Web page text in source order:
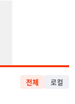
전체 로컬